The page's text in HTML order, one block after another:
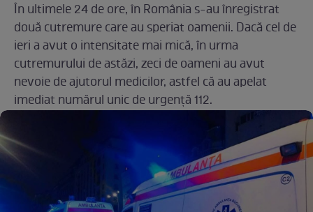
În ultimele 24 de ore, în România s-au înregistrat
două cutremure care au speriat oamenii. Dacă cel de
ieri a avut o intensitate mai mică, în urma
cutremurului de astăzi, zeci de oameni au avut
nevoie de ajutorul medicilor, astfel că au apelat
imediat numărul unic de urgență 112.